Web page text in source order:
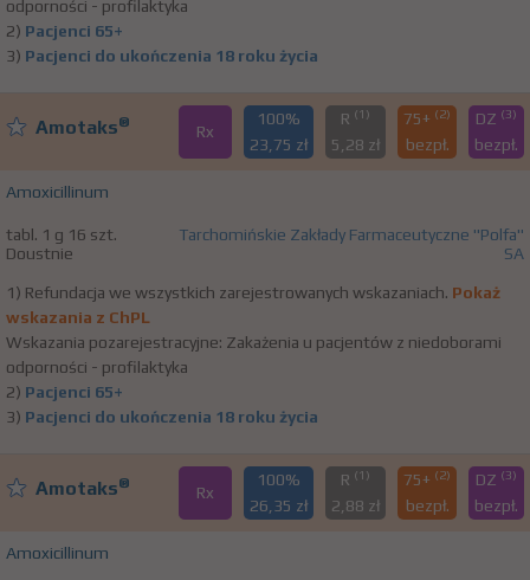
odporności - profilaktyka
2) Pacjenci 65+
3) Pacjenci do ukończenia 18 roku życia
Amotaks® Rx
100%
23,75 zł
R (1)
5,28 zł
75+ (2)
bezpł.
DZ (3)
bezpł.
Amoxicillinum
tabl. 1 g 16 szt.
Doustnie
Tarchomińskie Zakłady Farmaceutyczne "Polfa"
SA
1) Refundacja we wszystkich zarejestrowanych wskazaniach. Pokaż
wskazania z ChPL
Wskazania pozarejestracyjne: Zakażenia u pacjentów z niedoborami
odporności - profilaktyka
2) Pacjenci 65+
3) Pacjenci do ukończenia 18 roku życia
Amotaks® Rx
100%
26,35 zł
R (1)
2,88 zł
75+ (2)
bezpł.
DZ (3)
bezpł.
Amoxicillinum